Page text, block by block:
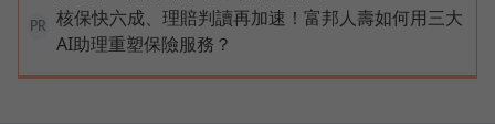
PR
核保快六成、理賠判讀再加速！富邦人壽如何用三大
AI助理重塑保險服務？